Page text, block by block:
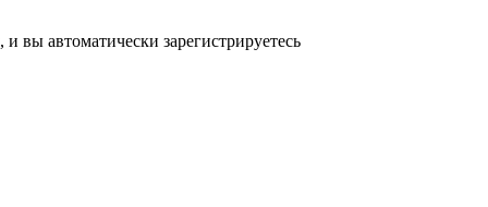
вы автоматически зарегистрируетесь